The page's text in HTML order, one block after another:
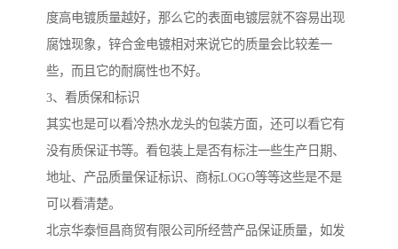
度高电镀质量越好，那么它的表面电镀层就不容易出现
腐蚀现象，锌合金电镀相对来说它的质量会比较差一
些，而且它的耐腐性也不好。
3、看质保和标识
其实也是可以看冷热水龙头的包装方面，还可以看它有
没有质保证书等。看包装上是否有标注一些生产日期、
地址、产品质量保证标识、商标LOGO等等这些是不是
可以看清楚。
北京华泰恒昌商贸有限公司所经营产品保证质量，如发